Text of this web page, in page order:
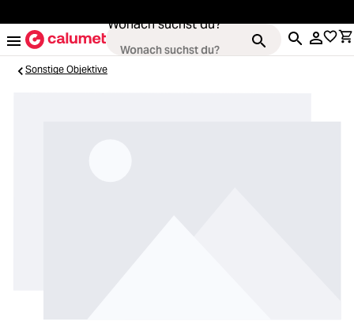
Wonach suchst du?
Sonstige Objektive